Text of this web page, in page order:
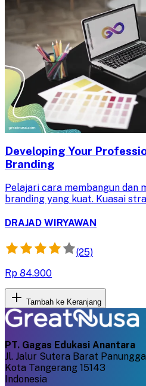
Developing Your
Branding
Pelajari cara membangun dan
branding yang kuat. Kuasai
profesionalmu.
DRAJAD WIRYAWAN
(25)
Rp 84.900
Tambah ke Keranjang
PT. Gagas Edukasi Anantara
Jl. Jalur Sutera Barat
Kota Tangerang 15143
Indonesia